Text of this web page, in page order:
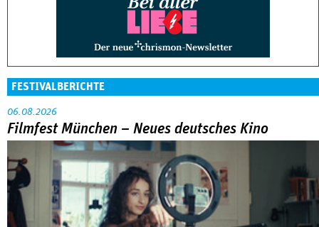
FESTIVALBERICHTE
06.08.2026
Filmfest München – Neues deutsches Kino